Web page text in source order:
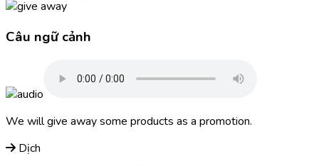
Câu ngữ cảnh
We will give away some products as a promotion.
Dịch